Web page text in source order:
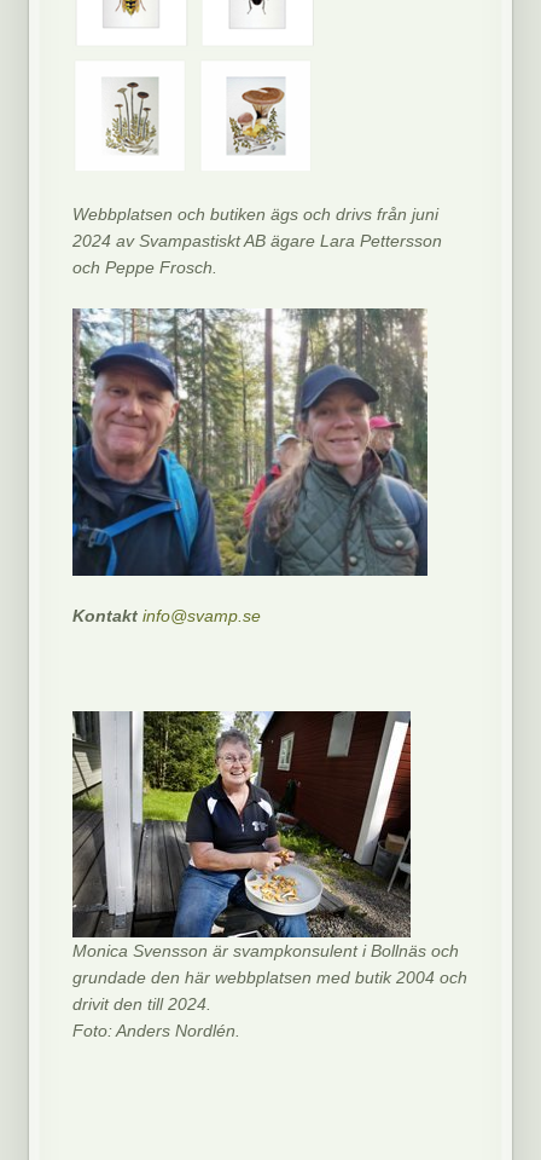
Webbplatsen och butiken ägs och drivs från juni
2024 av Svampastiskt AB ägare Lara Pettersson
och Peppe Frosch.
Kontaktinfo@svamp.se
Monica Svensson är svampkonsulent i Bollnäs och
grundade den här webbplatsen med butik 2004 och
drivit den till 2024.
Foto: Anders Nordlén.